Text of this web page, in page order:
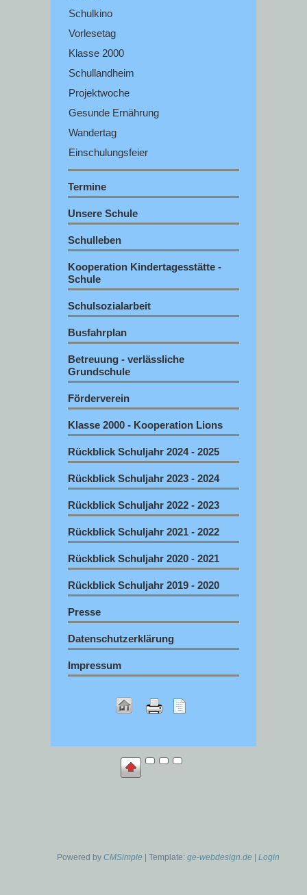
Schulkino
Vorlesetag
Klasse 2000
Schullandheim
Projektwoche
Gesunde Ernährung
Wandertag
Einschulungsfeier
Termine
Unsere Schule
Schulleben
Kooperation Kindertagesstätte -
Schule
Schulsozialarbeit
Busfahrplan
Betreuung - verlässliche
Grundschule
Förderverein
Klasse 2000 - Kooperation Lions
Rückblick Schuljahr 2024 - 2025
Rückblick Schuljahr 2023 - 2024
Rückblick Schuljahr 2022 - 2023
Rückblick Schuljahr 2021 - 2022
Rückblick Schuljahr 2020 - 2021
Rückblick Schuljahr 2019 - 2020
Presse
Datenschutzerklärung
Impressum
Powered by CMSimple | Template: ge-webdesign.de | Login